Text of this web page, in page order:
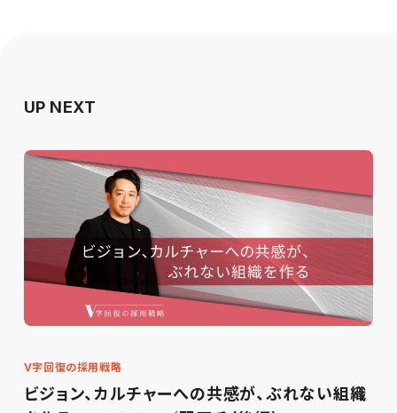
UP NEXT
V字回復の採用戦略
ビジョン、カルチャーへの共感が、ぶれない組織